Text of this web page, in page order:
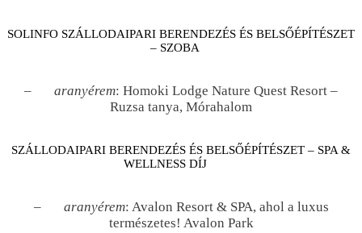
SOLINFO SZÁLLODAIPARI BERENDEZÉS ÉS BELSŐÉPÍTÉSZET
– SZOBA
– aranyérem: Homoki Lodge Nature Quest Resort –
Ruzsa tanya, Mórahalom
SZÁLLODAIPARI BERENDEZÉS ÉS BELSŐÉPÍTÉSZET – SPA &
WELLNESS DÍJ
– aranyérem: Avalon Resort & SPA, ahol a luxus
természetes! Avalon Park